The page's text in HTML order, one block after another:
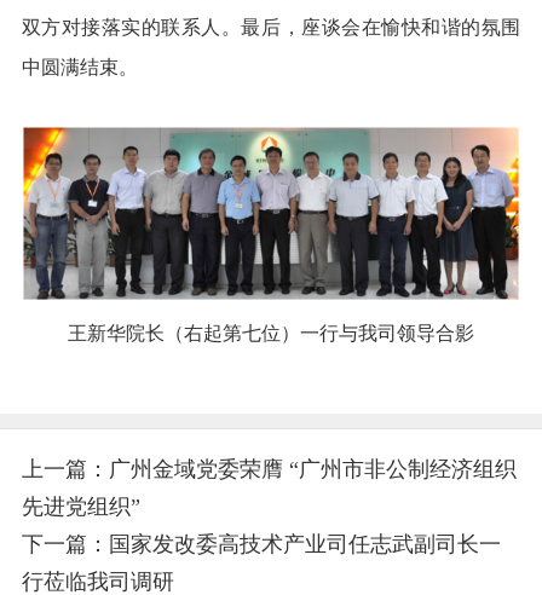
双方对接落实的联系人。最后，座谈会在愉快和谐的氛围
中圆满结束。
王新华院长（右起第七位）一行与我司领导合影
上一篇：广州金域党委荣膺 “广州市非公制经济组织
先进党组织”
下一篇：国家发改委高技术产业司任志武副司长一
行莅临我司调研